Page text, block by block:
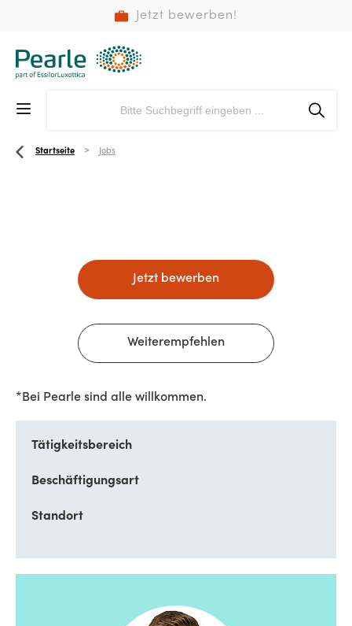
Jetzt bewerben!
Startseite Jobs
Jetzt bewerben
Weiterempfehlen
*Bei Pearle sind alle willkommen.
Tätigkeitsbereich
Beschäftigungsart
Standort